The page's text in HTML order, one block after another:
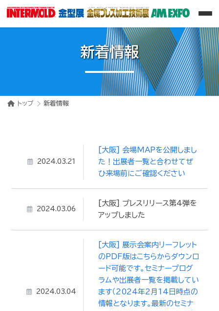
新着情報
トップ 新着情報
2024.03.21
[大阪] 会場MAPを公開しまし
た！出展者一覧と合わせてぜ
ひ来場前にご確認ください
2024.03.06
[大阪] プレスリリース第4弾を
アップしました
2024.03.04
[大阪] 展示会案内リーフレット
のPDF版はこちらからダウンロ
ード可能です。セミナープログ
ラムや出展者一覧を掲載してい
ます（2024年2月14日時点の
情報となります。最新のセミナ